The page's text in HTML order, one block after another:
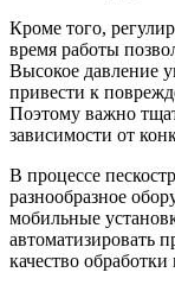
Кроме того,
время работы
Высокое давление
привести к
Поэтому важно
зависимости от
В процессе
разнообразное
мобильные
автоматизировать
качество